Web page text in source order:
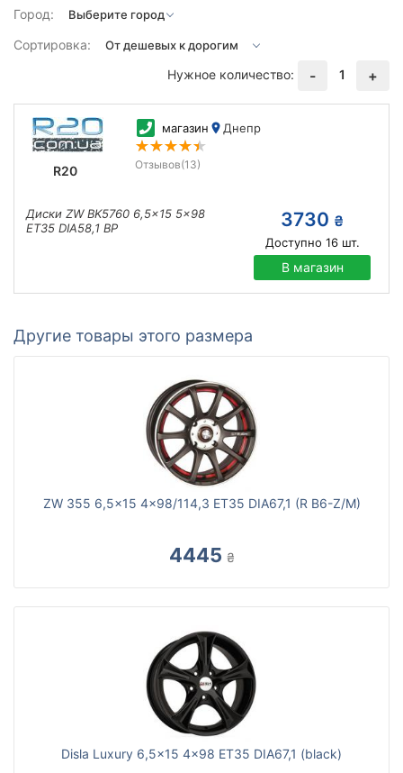
Город:
Сортировка:
Нужное количество:
- 1 +
R20
магазин Днепр
Отзывов(13)
Диски ZW BK5760 6,5x15 5x98
ET35 DIA58,1 BP
3730 ₴
Доступно 16шт.
В магазин
Другие товары этого размера
ZW 355 6,5x15 4x98/114,3 ET35 DIA67,1 (R B6-Z/M)
4445 ₴
Disla Luxury 6,5x15 4x98 ET35 DIA67,1 (black)